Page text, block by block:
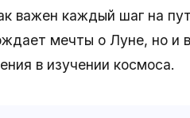
важен каждый шаг на
мечты о Луне, но и
в изучении космоса.